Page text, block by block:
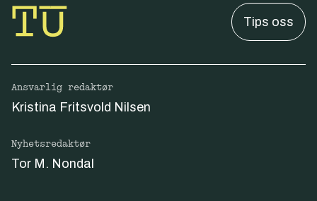
Tips oss
Ansvarlig redaktør
Kristina Fritsvold Nilsen
Nyhetsredaktør
Tor M. Nondal